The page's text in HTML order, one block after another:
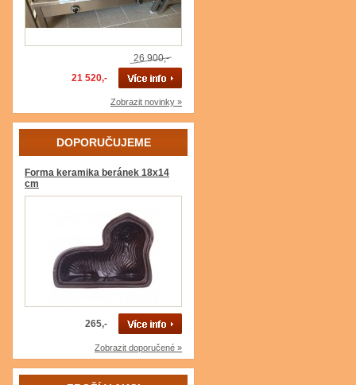
26 900,-
21 520,-
Zobrazit novinky »
DOPORUČUJEME
Forma keramika beránek 18x14
cm
265,-
Zobrazit doporučené »